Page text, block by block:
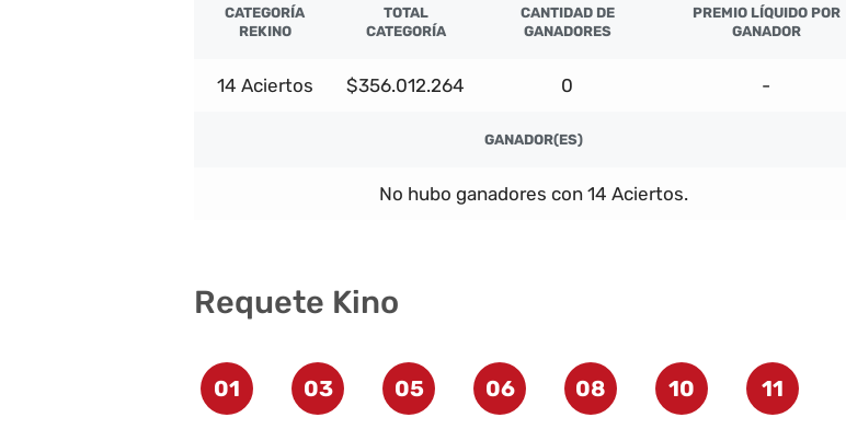
CATEGORÍA
REKINO
TOTAL
CATEGORÍA
CANTIDAD DE
GANADORES
PREMIO LÍQUIDO POR
GANADOR
14 Aciertos $356.012.264 0 -
GANADOR(ES)
No hubo ganadores con 14 Aciertos.
Requete Kino
01 03 05 06 08 10 11